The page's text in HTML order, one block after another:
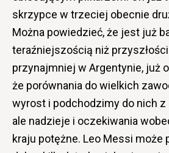
skrzypce w trzeciej obecnie
Można powiedzieć, że jest już
teraźniejszością niż
przynajmniej w Argentynie, już
że porównania do wielkich
wyrost i podchodzimy do nich
ale nadzieje i oczekiwania
kraju potężne. Leo Messi może